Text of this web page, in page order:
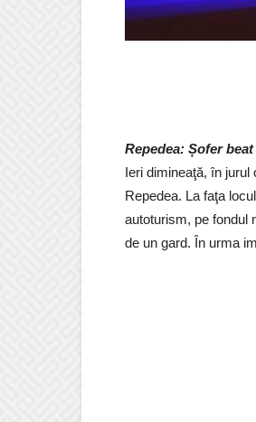
Repedea: Șofer
Ieri dimineaţă, în jurul
Repedea. La faţa
autoturism, pe fondul
de un gard. În urma